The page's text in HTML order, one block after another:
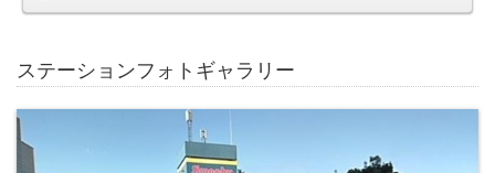
ステーションフォトギャラリー